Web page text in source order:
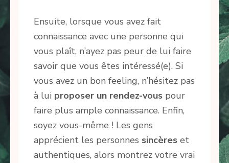
Ensuite, lorsque vous avez fait
connaissance avec une personne qui
vous plaît, n’ayez pas peur de lui faire
savoir que vous êtes intéressé(e). Si
vous avez un bon feeling, n’hésitez pas
à lui proposer un rendez-vous pour
faire plus ample connaissance. Enfin,
soyez vous-même ! Les gens
apprécient les personnes sincères et
authentiques, alors montrez votre vrai